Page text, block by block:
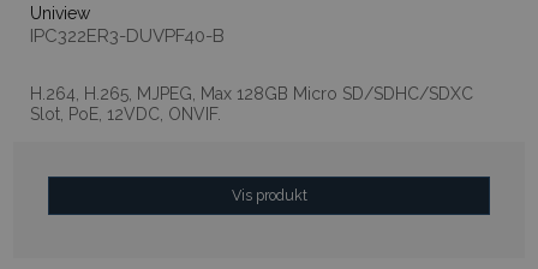
Uniview
IPC322ER3-DUVPF40-B
H.264, H.265, MJPEG, Max 128GB Micro SD/SDHC/SDXC
Slot, PoE, 12VDC, ONVIF.
Vis produkt